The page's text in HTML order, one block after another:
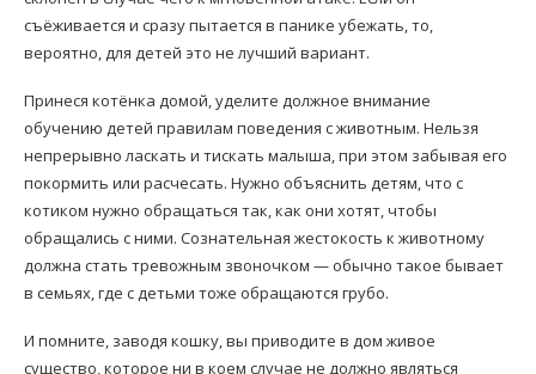
съёживается и сразу пытается в панике убежать, то,
вероятно, для детей это не лучший вариант.
Принеся котёнка домой, уделите должное внимание
обучению детей правилам поведения с животным. Нельзя
непрерывно ласкать и тискать малыша, при этом забывая его
покормить или расчесать. Нужно объяснить детям, что с
котиком нужно обращаться так, как они хотят, чтобы
обращались с ними. Сознательная жестокость к животному
должна стать тревожным звоночком — обычно такое бывает
в семьях, где с детьми тоже обращаются грубо.
И помните, заводя кошку, вы приводите в дом живое
существо, которое ни в коем случае не должно являться